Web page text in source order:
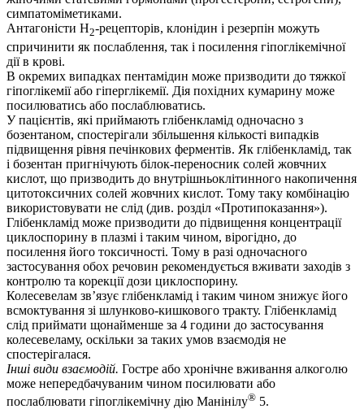
симпатоміметиками.
Антагоністи Н2-рецепторів, клонідин і резерпін можуть
спричинити як послаблення, так і посилення гіпоглікемічної
дії в крові.
В окремих випадках пентамідин може призводити до тяжкої
гіпоглікемії або гіперглікемії. Дія похідних кумарину може
посилюватись або послаблюватись.
У пацієнтів, які приймають глібенкламід одночасно з
бозентаном, спостерігали збільшення кількості випадків
підвищення рівня печінкових ферментів. Як глібенкламід, так
і бозентан пригнічують білок-переносник солей жовчних
кислот, що призводить до внутрішньоклітинного накопичення
цитотоксичних солей жовчних кислот. Тому таку комбінацію
використовувати не слід (див. розділ «Протипоказання»).
Глібенкламід може призводити до підвищення концентрації
циклоспорину в плазмі і таким чином, вірогідно, до
посилення його токсичності. Тому в разі одночасного
застосування обох речовин рекомендується вживати заходів з
контролю та корекції дози циклоспорину.
Колесевелам зв’язує глібенкламід і таким чином знижує його
всмоктування зі шлунково-кишкового тракту. Глібенкламід
слід приймати щонайменше за 4 години до застосування
колесевеламу, оскільки за таких умов взаємодія не
спостерігалася.
Інші види взаємодій. Гостре або хронічне вживання алкоголю
може непередбачуваним чином посилювати або
послаблювати гіпоглікемічну дію Манінілу® 5.